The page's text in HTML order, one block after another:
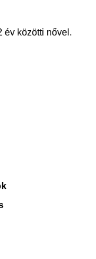
év közötti nővel.